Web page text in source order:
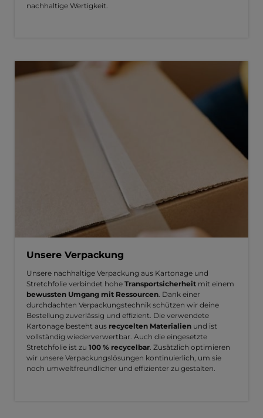
nachhaltige Wertigkeit.
Unsere Verpackung
Unsere nachhaltige Verpackung aus Kartonage und
Stretchfolie verbindet hohe Transportsicherheit mit einem
bewussten Umgang mit Ressourcen . Dank einer
durchdachten Verpackungstechnik schützen wir deine
Bestellung zuverlässig und effizient. Die verwendete
Kartonage besteht aus recycelten Materialien und ist
vollständig wiederverwertbar. Auch die eingesetzte
Stretchfolie ist zu 100 % recycelbar . Zusätzlich optimieren
wir unsere Verpackungslösungen kontinuierlich, um sie
noch umweltfreundlicher und effizienter zu gestalten.